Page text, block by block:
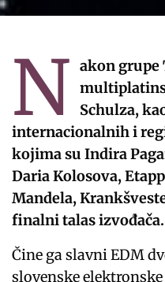
N akon grupe
Schulza,
internacionalnih i
kojima su Indira
Daria Kolosova,
Mandela,
finalni talas izvođača.
Čine ga slavni EDM
slovenske